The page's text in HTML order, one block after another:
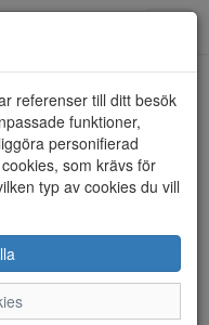
referenser till ditt besök
funktioner,
personifierad
som krävs för
typ av cookies du vill